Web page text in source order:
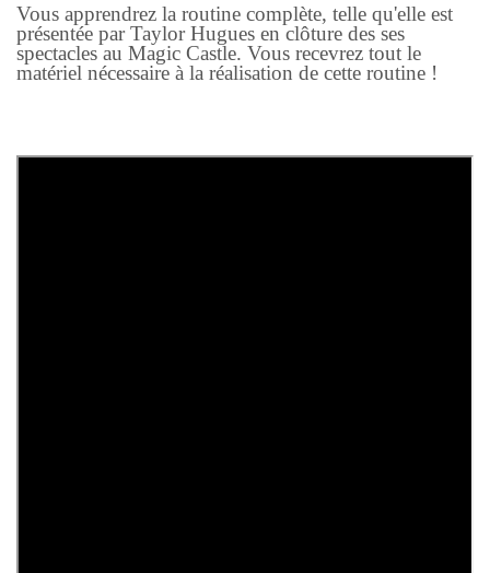
Vous apprendrez la routine complète, telle qu'elle est
présentée par Taylor Hugues en clôture des ses
spectacles au Magic Castle. Vous recevrez tout le
matériel nécessaire à la réalisation de cette routine !